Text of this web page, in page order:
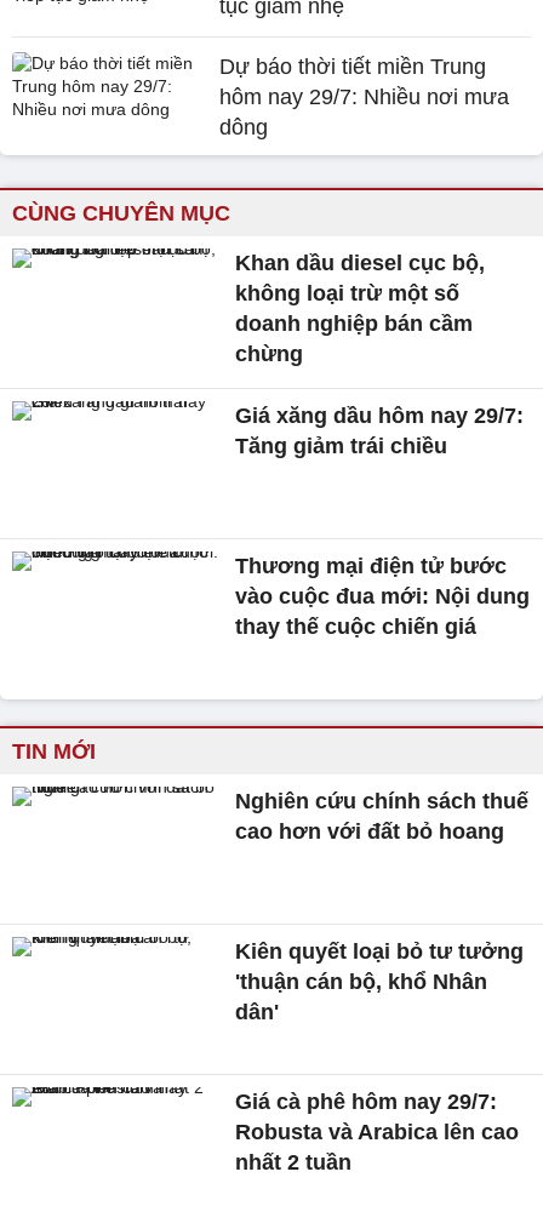
tục giảm nhẹ
Dự báo thời tiết miền Trung
hôm nay 29/7: Nhiều nơi mưa
dông
CÙNG CHUYÊN MỤC
Khan dầu diesel cục bộ,
không loại trừ một số
doanh nghiệp bán cầm
chừng
Giá xăng dầu hôm nay 29/7:
Tăng giảm trái chiều
Thương mại điện tử bước
vào cuộc đua mới: Nội dung
thay thế cuộc chiến giá
TIN MỚI
Nghiên cứu chính sách thuế
cao hơn với đất bỏ hoang
Kiên quyết loại bỏ tư tưởng
'thuận cán bộ, khổ Nhân
dân'
Giá cà phê hôm nay 29/7:
Robusta và Arabica lên cao
nhất 2 tuần